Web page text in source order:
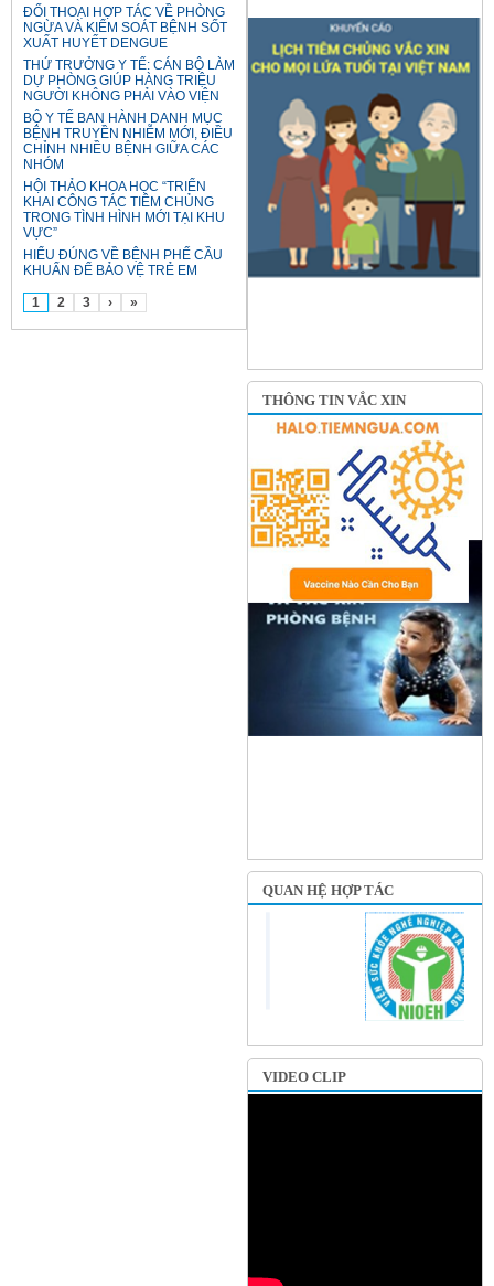
ĐỐI THOẠI HỢP TÁC VỀ PHÒNG
NGỪA VÀ KIỂM SOÁT BỆNH SỐT
XUẤT HUYẾT DENGUE
THỨ TRƯỞNG Y TẾ: CÁN BỘ LÀM
DỰ PHÒNG GIÚP HÀNG TRIỆU
NGƯỜI KHÔNG PHẢI VÀO VIỆN
BỘ Y TẾ BAN HÀNH DANH MỤC
BỆNH TRUYỀN NHIỄM MỚI, ĐIỀU
CHỈNH NHIỀU BỆNH GIỮA CÁC
NHÓM
HỘI THẢO KHOA HỌC “TRIỂN
KHAI CÔNG TÁC TIÊM CHỦNG
TRONG TÌNH HÌNH MỚI TẠI KHU
VỰC”
HIỂU ĐÚNG VỀ BỆNH PHẾ CẦU
KHUẨN ĐỂ BẢO VỆ TRẺ EM
1 2 3 › »
THÔNG TIN VẮC XIN
QUAN HỆ HỢP TÁC
VIDEO CLIP